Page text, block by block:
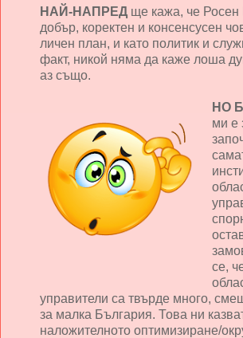
НАЙ-НАПРЕД ще кажа, че Росен
добър, коректен и консенсусен
личен план, и като политик и
факт, никой няма да каже лоша
аз също.
НО
ми е
се,
управители са твърде много,
за малка България. Това ни
наложителното оптимизиране/